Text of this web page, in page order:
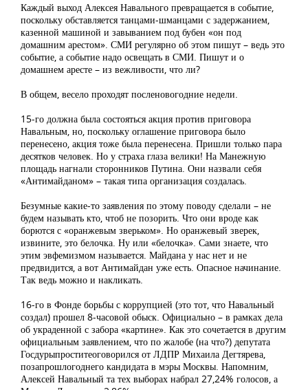
Каждый выход Алексея Навального превращается в событие,
поскольку обставляется танцами-шманцами с задержанием,
казенной машиной и завыванием под бубен «он под
домашним арестом». СМИ регулярно об этом пишут – ведь это
событие, а событие надо освещать в СМИ. Пишут и о
домашнем аресте – из вежливости, что ли?
В общем, весело проходят посленовогодние недели.
15-го должна была состояться акция против приговора
Навальным, но, поскольку оглашение приговора было
перенесено, акция тоже была перенесена. Пришли только пара
десятков человек. Но у страха глаза велики! На Манежную
площадь нагнали сторонников Путина. Они назвали себя
«Антимайданом» – такая типа организация создалась.
Безумные какие-то заявления по этому поводу сделали – не
будем называть кто, чтоб не позорить. Что они вроде как
борются с «оранжевым зверьком». Но оранжевый зверек,
извините, это белочка. Ну или «белочка». Сами знаете, что
этим эвфемизмом называется. Майдана у нас нет и не
предвидится, а вот Антимайдан уже есть. Опасное начинание.
Так ведь можно и накликать.
16-го в Фонде борьбы с коррупцией (это тот, что Навальный
создал) прошел 8-часовой обыск. Официально – в рамках дела
об украденной с забора «картине». Как это сочетается в другим
официальным заявлением, что по жалобе (на что?) депутата
Госдурыпроститеоговорился от ЛДПР Михаила Дегтярева,
позапрошлогоднего кандидата в мэры Москвы. Напомним,
Алексей Навальный та тех выборах набрал 27,24% голосов, а